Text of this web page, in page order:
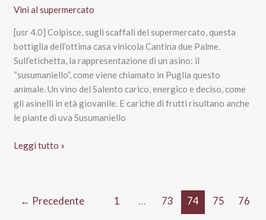
Vini al supermercato
[usr 4.0] Colpisce, sugli scaffali del supermercato, questa
bottiglia dell’ottima casa vinicola Cantina due Palme.
Sull’etichetta, la rappresentazione di un asino: il
“susumaniello”, come viene chiamato in Puglia questo
animale. Un vino del Salento carico, energico e deciso, come
gli asinelli in età giovanile. E cariche di frutti risultano anche
le piante di uva Susumaniello
Serre
due
Leggi tutto »
← Precedente 1 … 73 74 75
76